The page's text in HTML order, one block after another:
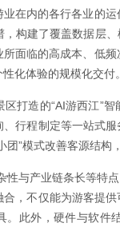
在内的各行各业的
构建了覆盖数据层
面临的高成本、低
化体验的规模化交付。
打造的“AI游西江”
行程制定等一站式
团”模式改善客源结构
性与产业链条长等特
，不仅能为游客提
此外，硬件与软件